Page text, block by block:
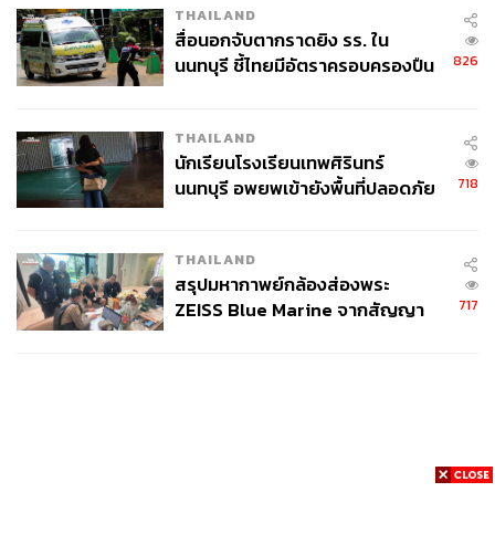
THAILAND
สื่อนอกจับตากราดยิง รร. ใน
นนทบุรี ชี้ไทยมีอัตราครอบครองปืน
826
THAILAND
นักเรียนโรงเรียนเทพศิรินทร์
นนทบุรี อพยพเข้ายังพื้นที่ปลอดภัย
718
THAILAND
สรุปมหากาพย์กล้องส่องพระ
ZEISS Blue Marine จากสัญญา
717